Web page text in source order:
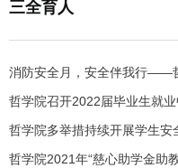
三全育人
哲学院召开2022届毕业生就
哲学院多举措持续开展学生安
哲学院2021年“慈心助学金助